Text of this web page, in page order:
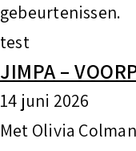
gebeurtenissen.
test
JIMPA –
14 juni 2026
Met Olivia